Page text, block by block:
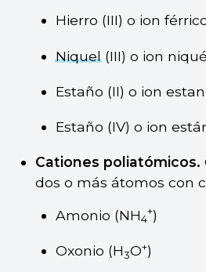
Hierro (III) o ion
Niquel(III) o ion
Estaño (II) o ion
Estaño (IV) o ion
Cationes poliatómicos.
dos o más átomos con
Amonio (NH4
+)
Oxonio (H3O+)